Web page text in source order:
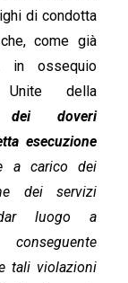
di condotta
come già
in ossequio
Unite della
dei doveri
esecuzione
a carico dei
dei servizi
dar luogo a
tali violazioni